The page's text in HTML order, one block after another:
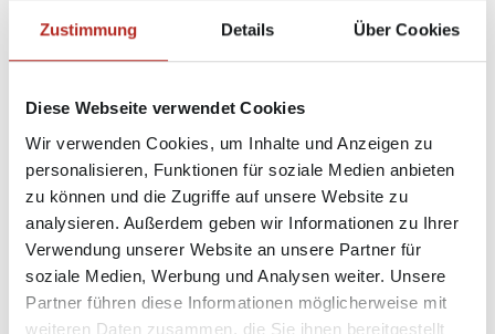
Zustimmung Details Über Cookies
Diese Webseite verwendet Cookies
Wir verwenden Cookies, um Inhalte und Anzeigen zu
personalisieren, Funktionen für soziale Medien anbieten
zu können und die Zugriffe auf unsere Website zu
analysieren. Außerdem geben wir Informationen zu Ihrer
Verwendung unserer Website an unsere Partner für
soziale Medien, Werbung und Analysen weiter. Unsere
Partner führen diese Informationen möglicherweise mit
weiteren Daten zusammen, die Sie ihnen bereitgestellt